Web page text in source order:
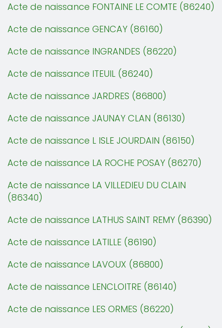
Acte de naissance FONTAINE LE COMTE (86240)
Acte de naissance GENCAY (86160)
Acte de naissance INGRANDES (86220)
Acte de naissance ITEUIL (86240)
Acte de naissance JARDRES (86800)
Acte de naissance JAUNAY CLAN (86130)
Acte de naissance L ISLE JOURDAIN (86150)
Acte de naissance LA ROCHE POSAY (86270)
Acte de naissance LA VILLEDIEU DU CLAIN
(86340)
Acte de naissance LATHUS SAINT REMY (86390)
Acte de naissance LATILLE (86190)
Acte de naissance LAVOUX (86800)
Acte de naissance LENCLOITRE (86140)
Acte de naissance LES ORMES (86220)